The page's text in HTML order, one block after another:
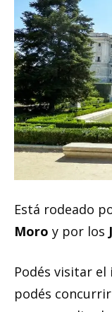
Está rodeado
Moro y por los
Podés visitar
podés